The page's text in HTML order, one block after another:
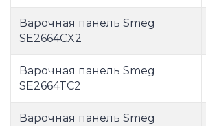
Варочная панель Smeg
SE2664CX2
Варочная панель Smeg
SE2664TC2
Варочная панель Smeg